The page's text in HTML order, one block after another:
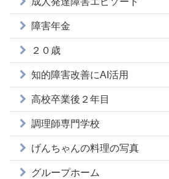
障害年金
２０歳
知的障害改善にAI活用
高校卒業後２年目
調理師専門学校
げんちゃんの料理の写真
グループホーム